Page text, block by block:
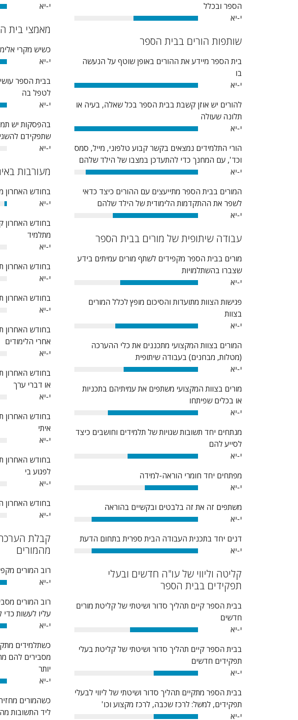
הספר ובכלל
י-יא
52%
שותפות הורים בבית הספר
בית הספר מיידע את ההורים באופן שוטף על הנעשה
בו
י-יא
100%
להורים יש אוזן קשבת בבית הספר בכל שאלה, בעיה או
תלונה שעולה
י-יא
100%
הורי התלמידים נמצאים בקשר קבוע טלפוני, מייל, סמס
וכד', עם המחנך כדי להתעדכן במצבו של הילד שלהם
י-יא
91%
המורים בבית הספר מתייעצים עם ההורים כיצד כדאי
לשפר את ההתקדמות הלימודית של הילד שלהם
י-יא
69%
עבודה שיתופית של מורים בבית הספר
מורים בבית הספר מקפידים לשתף מורים עמיתים בידע
שצברו בהשתלמויות
י-יא
63%
פגישות הצוות מתועדות והסיכום מופץ לכלל המורים
בצוות
י-יא
67%
המורים בצוות המקצועי מתכננים את כלי ההערכה
(מטלות, מבחנים) בעבודה שיתופית
י-יא
60%
מורים בצוות המקצועי משתפים את עמיתיהם בתכניות
או בכלים שפיתחו
י-יא
73%
מנתחים יחד תשובות שגויות של תלמידים וחושבים כיצד
לסייע להם
י-יא
57%
מפתחים יחד חומרי הוראה-למידה
י-יא
43%
משתפים זה את זה בלבטים ובקשיים בהוראה
י-יא
86%
דנים יחד בתכנית העבודה הבית ספרית בתחום הדעת
י-יא
86%
קליטה וליווי של עו"ה חדשים ובעלי
תפקידים בבית הספר
בבית הספר קיים תהליך סדור ושיטתי של קליטת מורים
חדשים
י-יא
55%
בבית הספר קיים תהליך סדור ושיטתי של קליטת בעלי
תפקידים חדשים
י-יא
36%
בבית הספר מתקיים תהליך סדור ושיטתי של ליווי לבעלי
תפקידים, למשל: לרכז שכבה, לרכז מקצוע וכו'
י-יא
י-יא
מאמצי בית
כשיש מקרי
י-יא
בבית הספר
לטפל בה
י-יא
בהפסקות יש
שתפקידם
י-יא
מעורבות
בחודש האחרון
י-יא
2%
בחודש האחרון
מתלמיד
י-יא
בחודש האחרון
י-יא
בחודש האחרון
י-יא
בחודש האחרון
אחרי הלימודים
י-יא
בחודש האחרון
או דברי ערך
י-יא
בחודש האחרון
איתי
י-יא
בחודש האחרון
לפגוע בי
י-יא
בחודש האחרון
י-יא
קבלת
מהמורים
רוב המורים
י-יא
רוב המורים
עליו לעשות
י-יא
כשתלמידים
מסבירים להם
יותר
י-יא
כשהמורים
ליד התשובות